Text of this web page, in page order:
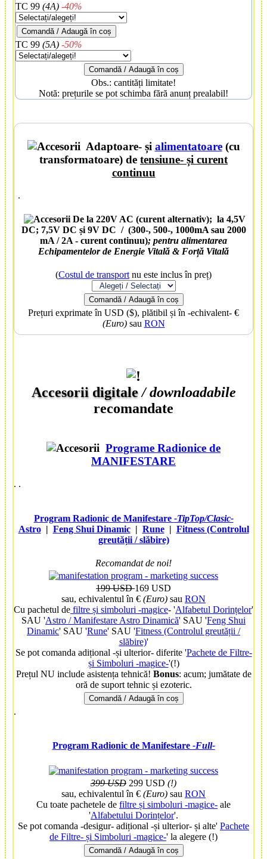
TC 99 (4A) -40%
Comandă / Adaugă în coș
TC 99 (5A) -50%
Comandă / Adaugă în coș
Obs.: cantități limitate!
Notă: prețurile se pot schimba fără anunț prealabil!
Adaptoare- și alimentatoare(cu
transformatoare) de tensiune- și curent
continuu
.
De la 220V AC (curent alternativ); la 4,5V
DC; 7,5V DC și 9V DC / (300-, 500-, 1000mA sau 2000
mA / 2A - curent continuu); pentru alimentarea
Echipamentelorde Energie Vitală & Forță Vitală
(Costul de transport nu este inclus în preț)
Comandă / Adaugă în coș
Prețuri exprimate în USD ($), plătibil și în -echivalent- €
(Euro)sau RON
Accesorii digitale / downloadabile
recomandate
Programe Radionice de
MANIFESTARE
. .
Program Radionic de Manifestare -TipTop/Clasic-
Astro| Feng Shui Dinamic| Rune| Fitness (Controlul
greutății / slăbire)
Recomandat de noi!
199 USD169 USD
sau, echivalentul în € (Euro) sau RON
Cu pachetul de filtre și simboluri -magice- 'Alfabetul Dorințelor'
SAU 'Astro / Manifestare Astro Dinamică' SAU 'Feng Shui
Dinamic' SAU 'Rune' SAU 'Fitness (Controlul greutății /
slăbire)'
Se pot comanda adițional -și ulterior- diferite 'Pachete de Filtre-
și Simboluri -magice-'(!)
Prețul NU include asistența tehnică! Bonus: acum; jumătate de
oră de suport tehnic și ezoteric.
Comandă / Adaugă în coș
.
Program Radionic de Manifestare -Full-
399 USD 299 USD (!)
sau, echivalentul în € (Euro) sau RON
Cu toate pachetele de filtre și simboluri -magice- ale
'Alfabetului Dorințelor'.
Se pot comanda -desigur- adițional -și ulterior- și alte' Pachete
de Filtre- și Simboluri -magice-' la alegere (!)
Comandă / Adaugă în coș